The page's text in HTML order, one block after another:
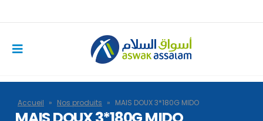
Accueil » Nos produits » MAIS DOUX 3*180G MIDO